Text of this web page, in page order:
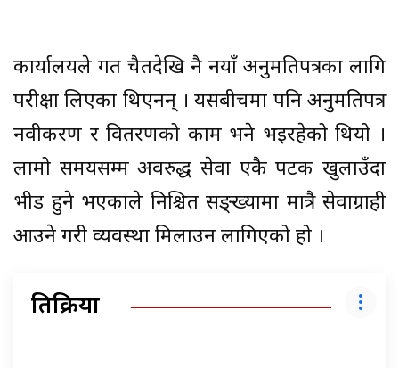
कार्यालयले गत चैतदेखि नै नयाँ अनुमतिपत्रका लागि
परीक्षा लिएका थिएनन् । यसबीचमा पनि अनुमतिपत्र
नवीकरण र वितरणको काम भने भइरहेको थियो ।
लामो समयसम्म अवरुद्ध सेवा एकै पटक खुलाउँदा
भीड हुने भएकाले निश्चित सङ्ख्यामा मात्रै सेवाग्राही
आउने गरी व्यवस्था मिलाउन लागिएको हो ।
प्रतिक्रिया